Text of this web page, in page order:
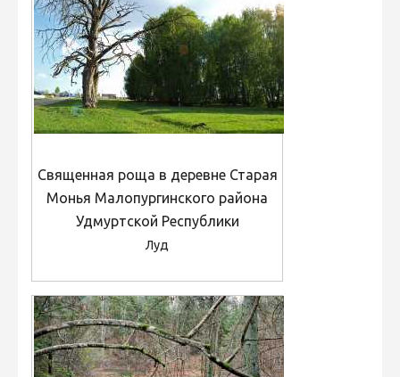
Священная роща в деревне Старая
Монья Малопургинского района
Удмуртской Республики
Луд